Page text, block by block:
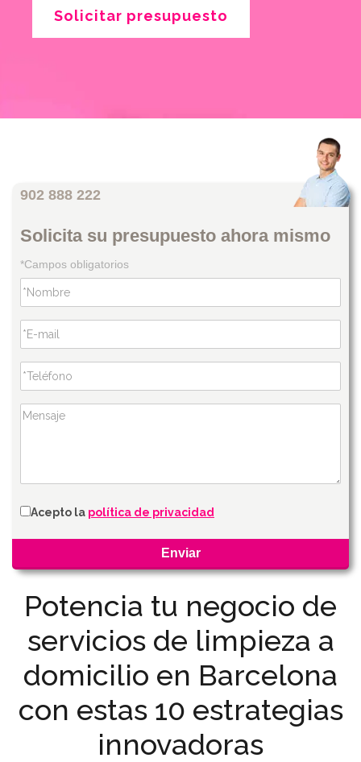
Solicitar presupuesto
Potencia tu negocio de
servicios de limpieza a
domicilio en Barcelona
con estas 10 estrategias
innovadoras
902 888 222
Solicita su presupuesto ahora mismo
*Campos obligatorios
Acepto la política de privacidad